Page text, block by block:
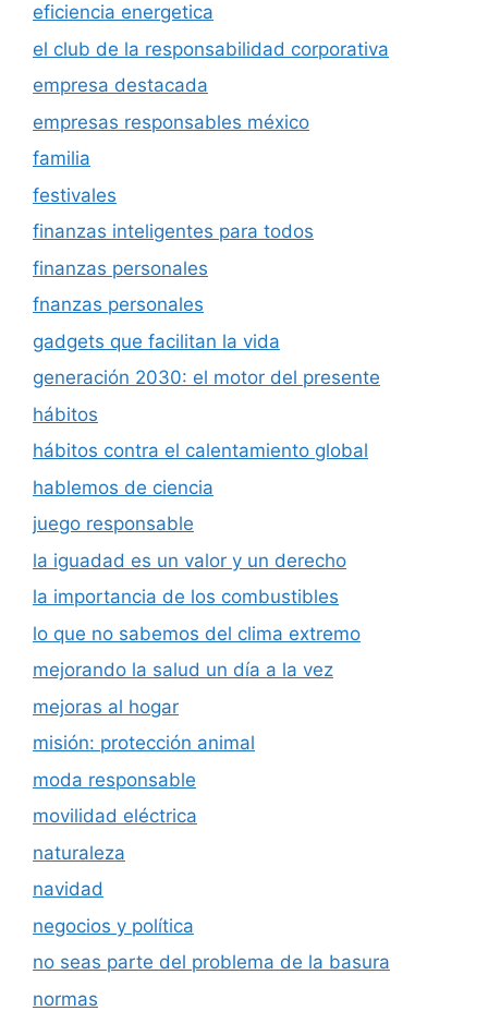
eficiencia energetica
el club de la responsabilidad corporativa
empresa destacada
empresas responsables méxico
familia
festivales
finanzas inteligentes para todos
finanzas personales
fnanzas personales
gadgets que facilitan la vida
generación 2030: el motor del presente
hábitos
hábitos contra el calentamiento global
hablemos de ciencia
juego responsable
la iguadad es un valor y un derecho
la importancia de los combustibles
lo que no sabemos del clima extremo
mejorando la salud un día a la vez
mejoras al hogar
misión: protección animal
moda responsable
movilidad eléctrica
naturaleza
navidad
negocios y política
no seas parte del problema de la basura
normas